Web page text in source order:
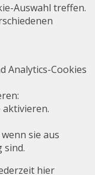
Auswahl treffen.
Analytics-Cookies
:
aktivieren.
sie aus
sind.
hier